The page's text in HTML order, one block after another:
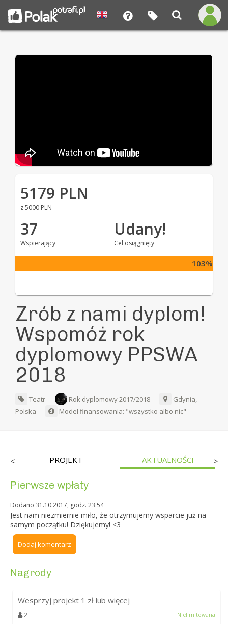
5179 PLN
z 5000 PLN
37
Wspierający
Udany!
Cel osiągnięty
103%
Zrób z nami dyplom!
Wspomóż rok
dyplomowy PPSWA
2018
Teatr Rok dyplomowy 2017/2018
Gdynia,
Polska
Model finansowania: "wszystko albo nic"
< PROJEKT AKTUALNOŚCI >
Pierwsze wpłaty
Dodano 31.10.2017, godz. 23:54
Jest nam niezmiernie miło, że otrzymujemy wsparcie już na
samym początku! Dziękujemy! <3
Dodaj komentarz
Nagrody
Wesprzyj projekt 1 zł lub więcej
2 Nielimitowana